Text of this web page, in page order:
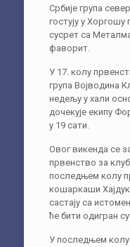
Србије група
гостују у Хоргошу
сусрет са
фаворит.
У 17. колу
група Војводина
недељу у хали
дочекује екипу
у 19 сати.
Овог викенда се
првенство за
последњем колу
кошаркаши
састају са
ће бити одигран
У последњем колу